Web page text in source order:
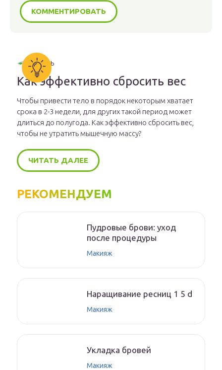
Как эффективно сбросить вес
Чтобы привести тело в порядок некоторым хватает
срока в 2-3 недели, для других такой период может
длиться до полугода. Как эффективно сбросить вес,
чтобы не утратить мышечную массу?
ЧИТАТЬ ДАЛЕЕ
РЕКОМЕНДУЕМ
Пудровые брови: уход
после процедуры
Макияж
Наращивание ресниц 1 5 d
Макияж
Укладка бровей
Макияж